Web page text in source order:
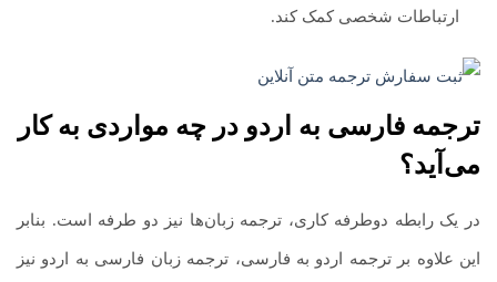
ارتباطات شخصی کمک کند.
ترجمه فارسی به اردو در چه مواردی به کار
می‌آید؟
در یک رابطه دوطرفه کاری، ترجمه زبان‌ها نیز دو طرفه است. بنابر
این علاوه بر ترجمه اردو به فارسی، ترجمه زبان فارسی به اردو نیز